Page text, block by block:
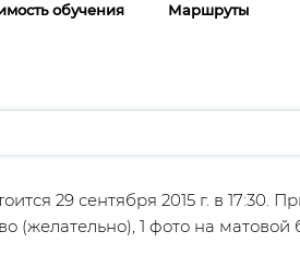
обучения Маршруты
29 сентября 2015 г. в 17:30.
(желательно), 1 фото на